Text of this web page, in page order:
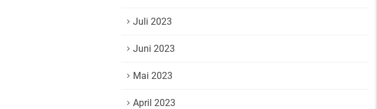
Juli 2023
Juni 2023
Mai 2023
April 2023